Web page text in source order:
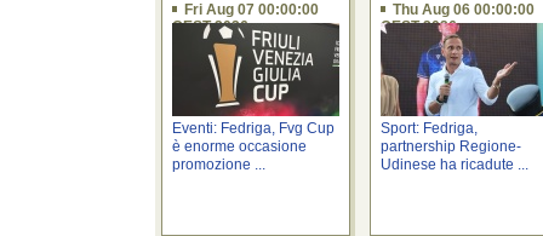
Fri Aug 07 00:00:00
CEST 2026
Eventi: Fedriga, Fvg Cup
è enorme occasione
promozione ...
Thu Aug 06 00:00:00
CEST 2026
Sport: Fedriga,
partnership Regione-
Udinese ha ricadute ...